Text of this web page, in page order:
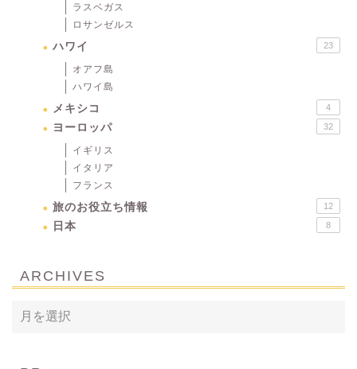
ラスベガス
ロサンゼルス
ハワイ 23
オアフ島
ハワイ島
メキシコ 4
ヨーロッパ 32
イギリス
イタリア
フランス
旅のお役立ち情報 12
日本 8
ARCHIVES